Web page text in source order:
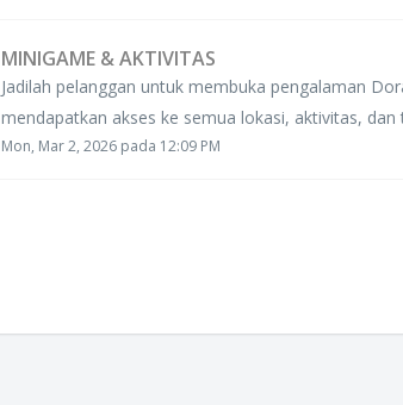
MINIGAME & AKTIVITAS
Jadilah pelanggan untuk membuka pengalaman
mendapatkan akses ke semua lokasi, aktivitas,
Mon, Mar 2, 2026 pada 12:09 PM